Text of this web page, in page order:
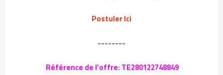
Postuler Ici
--------
Référence de l’offre: TE280122748849